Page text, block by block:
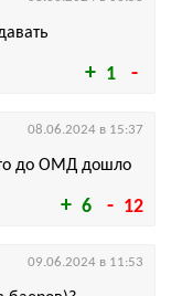
1
6 12
то до ОМД дошло
08.06.2024 в 15:37
09.06.2024 в 11:53